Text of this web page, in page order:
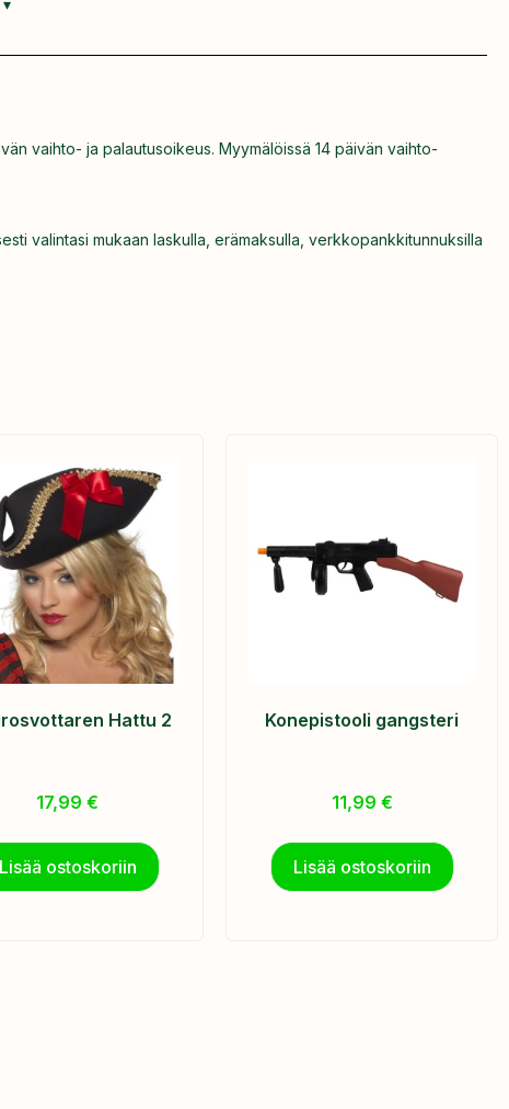
vaihto- ja palautusoikeus. Myymälöissä 14 päivän vaihto-
valintasi mukaan laskulla, erämaksulla, verkkopankkitunnuksilla
Hattu 2
17,99€
Lisää ostoskoriin
Konepistooli gangsteri
11,99 €
Lisää ostoskoriin